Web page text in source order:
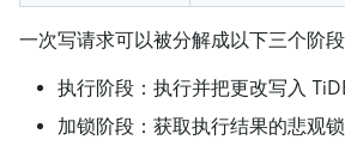
一次写请求可以被分解成以下三个阶段
执行阶段：执行并把更改写入
加锁阶段：获取执行结果的悲观锁